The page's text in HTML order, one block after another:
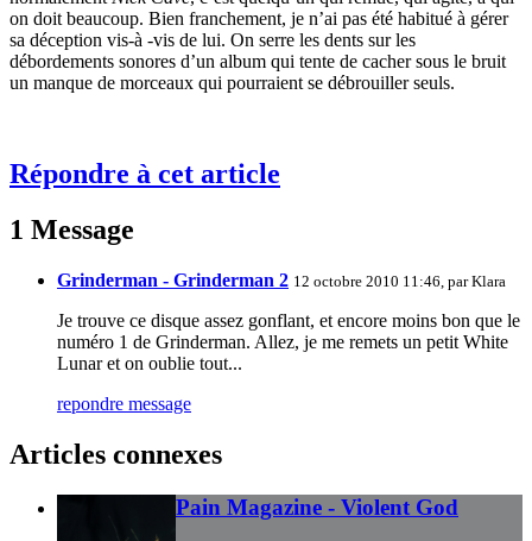
on doit beaucoup. Bien franchement, je n’ai pas été habitué à gérer
sa déception vis-à -vis de lui. On serre les dents sur les
débordements sonores d’un album qui tente de cacher sous le bruit
un manque de morceaux qui pourraient se débrouiller seuls.
Répondre à cet article
1 Message
Grinderman - Grinderman 2 12 octobre 2010 11:46, parKlara
Je trouve ce disque assez gonflant, et encore moins bon que le
numéro 1 de Grinderman. Allez, je me remets un petit White
Lunar et on oublie tout...
repondre message
Articles connexes
Pain Magazine - Violent God